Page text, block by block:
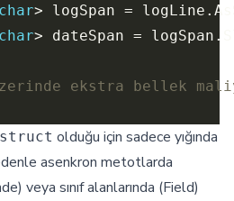
char
char> dateSpan =
ekstra bellek
olduğu için sadece yığında
asenkron metotlarda
veya sınıf alanlarında (Field)